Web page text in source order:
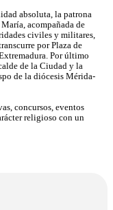
absoluta, la patrona
acompañada de
civiles y militares,
por Plaza de
Por último
de la Ciudad y la
de la diócesis Mérida-
concursos, eventos
religioso con un